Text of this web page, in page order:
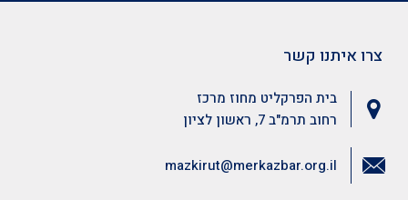
צרו איתנו קשר
בית הפרקליט מחוז מרכז
רחוב תרמ"ב 7, ראשון לציון
mazkirut@merkazbar.org.il